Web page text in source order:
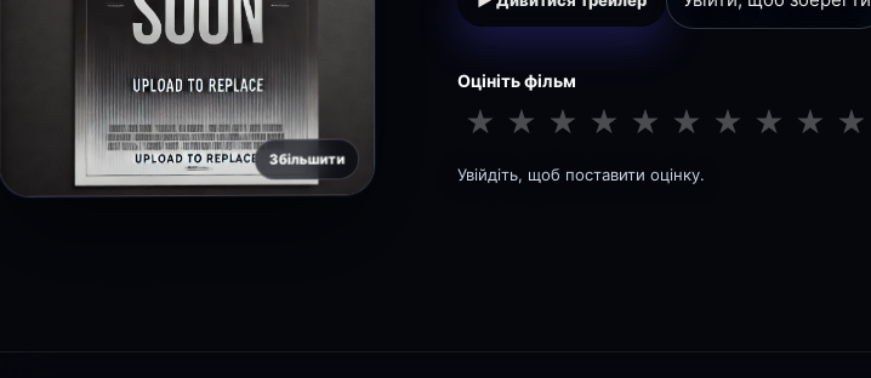
Збільшити
Оцініть фільм
★ ★ ★ ★ ★ ★ ★ ★ ★ ★
Увійдіть, щоб поставити оцінку.